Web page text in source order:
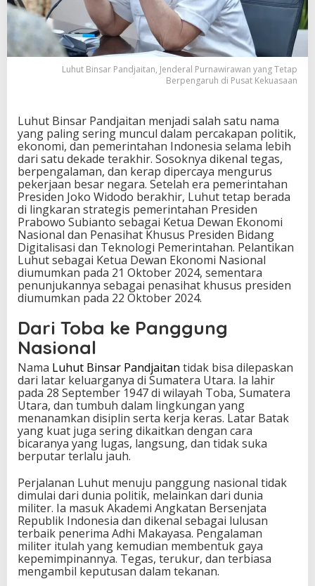
J
e
n
e
P
u
r
n
a
w
r
a
w
a
n
y
a
n
T
e
a
p
B
e
r
p
e
a
r
u
h
d
i
P
u
s
Luhut Binsar Pandjaitan, Jenderal Purnawirawan yang Tetap
Berpengaruh di Pusat Kekuasaan
Luhut Binsar Pandjaitan menjadi salah satu nama
yang paling sering muncul dalam percakapan politik,
ekonomi, dan pemerintahan Indonesia selama lebih
dari satu dekade terakhir. Sosoknya dikenal tegas,
berpengalaman, dan kerap dipercaya mengurus
pekerjaan besar negara. Setelah era pemerintahan
Presiden Joko Widodo berakhir, Luhut tetap berada
di lingkaran strategis pemerintahan Presiden
Prabowo Subianto sebagai Ketua Dewan Ekonomi
Nasional dan Penasihat Khusus Presiden Bidang
Digitalisasi dan Teknologi Pemerintahan. Pelantikan
Luhut sebagai Ketua Dewan Ekonomi Nasional
diumumkan pada 21 Oktober 2024, sementara
penunjukannya sebagai penasihat khusus presiden
diumumkan pada 22 Oktober 2024.
Dari Toba ke Panggung
Nasional
Nama Luhut Binsar Pandjaitan tidak bisa dilepaskan
dari latar keluarganya di Sumatera Utara. Ia lahir
pada 28 September 1947 di wilayah Toba, Sumatera
Utara, dan tumbuh dalam lingkungan yang
menanamkan disiplin serta kerja keras. Latar Batak
yang kuat juga sering dikaitkan dengan cara
bicaranya yang lugas, langsung, dan tidak suka
berputar terlalu jauh.
Perjalanan Luhut menuju panggung nasional tidak
dimulai dari dunia politik, melainkan dari dunia
militer. Ia masuk Akademi Angkatan Bersenjata
Republik Indonesia dan dikenal sebagai lulusan
terbaik penerima Adhi Makayasa. Pengalaman
militer itulah yang kemudian membentuk gaya
kepemimpinannya. Tegas, terukur, dan terbiasa
mengambil keputusan dalam tekanan.